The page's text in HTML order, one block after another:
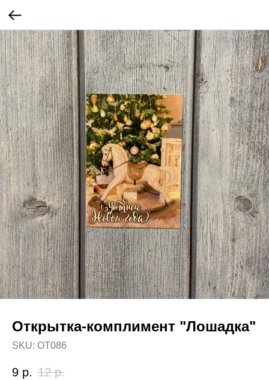
Открытка-комплимент "Лошадка"
SKU: OT086
9 р. 12 р.